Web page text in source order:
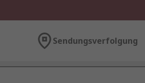
Sendungsverfolgung